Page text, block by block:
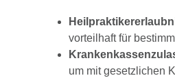
vorteilhaft für
um mit gesetzlichen